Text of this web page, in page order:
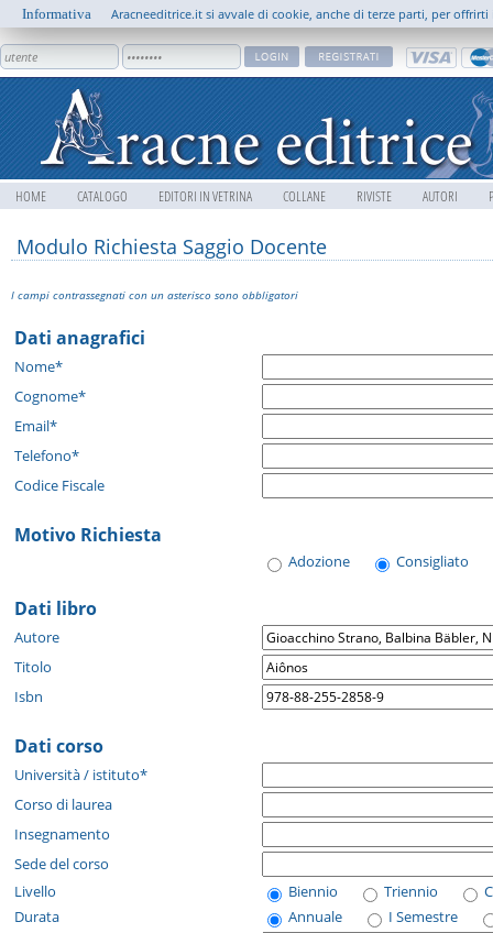
HOME CATALOGO EDITORI IN VETRINA COLLANE RIVISTE AUTORI
Modulo Richiesta Saggio Docente
I campi contrassegnati con un asterisco sono obbligatori
Dati anagrafici
Nome*
Cognome*
Email*
Telefono*
Codice Fiscale
Motivo Richiesta
Adozione Consigliato
Dati libro
Autore
Titolo
Isbn
Dati corso
Università / istituto*
Corso di laurea
Insegnamento
Sede del corso
Livello
Biennio Triennio
Durata
Annuale
I Semestre
Informativa Aracneeditrice.it si avvale di cookie, anche di terze parti, per